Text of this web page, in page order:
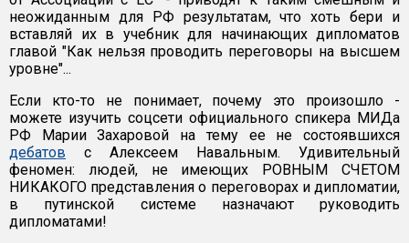
неожиданным для РФ результатам, что хоть бери и
вставляй их в учебник для начинающих дипломатов
главой "Как нельзя проводить переговоры на высшем
уровне"...
Если кто-то не понимает, почему это произошло -
можете изучить соцсети официального спикера МИДа
РФ Марии Захаровой на тему ее не состоявшихся
дебатов с Алексеем Навальным. Удивительный
феномен: людей, не имеющих РОВНЫМ СЧЕТОМ
НИКАКОГО представления о переговорах и дипломатии,
в путинской системе назначают руководить
дипломатами!